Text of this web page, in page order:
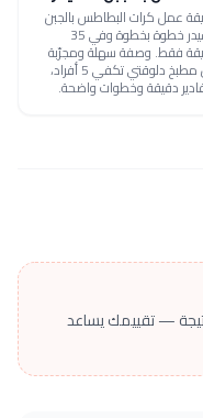
عمل كرات البطاطس بالجبن
الشيدر خطوة بخطوة وفي 35
فقط. وصفة سهلة ومجرّبة
من مطبخ دلوقتي تكفي 5 أفراد،
دقيقة وخطوات واضحة.
— تقييمك يساعد